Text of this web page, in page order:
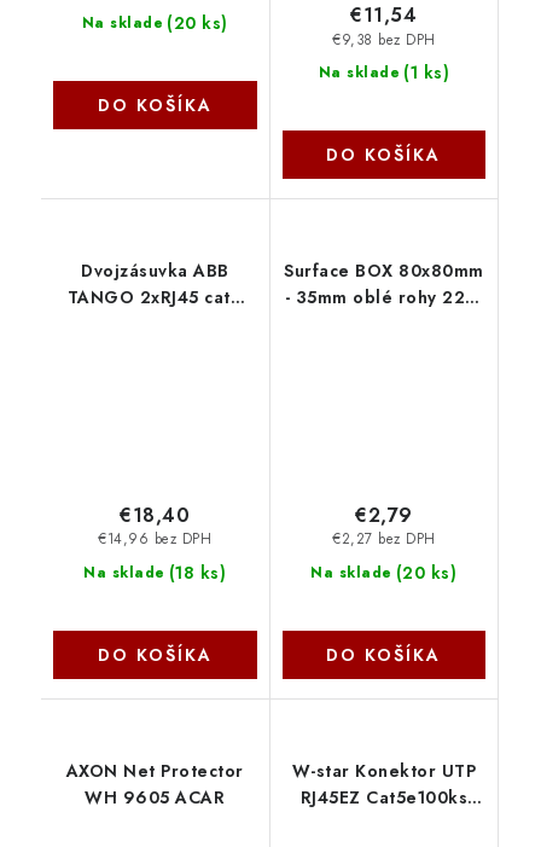
Na sklade (20 ks)
DO KOŠÍKA
Na sklade (1 ks)
€9,38 bez DPH
€11,54
DO KOŠÍKA
Dvojzásuvka ABB
TANGO 2xRJ45 cat6
Na sklade (18 ks)
€14,96 bez DPH
€18,40
DO KOŠÍKA
Surface BOX 80x80mm
- 35mm oblé rohy 2271
Na sklade (20 ks)
€2,27 bez DPH
€2,79
DO KOŠÍKA
AXON Net Protector
WH 9605 ACAR
W-star Konektor UTP
RJ45EZ Cat5e100ks